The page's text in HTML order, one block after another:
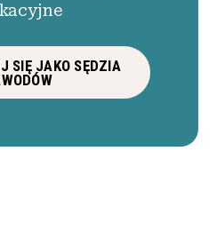
SIĘ JAKO SĘDZIA